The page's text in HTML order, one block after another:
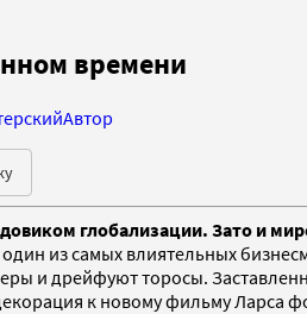
времени
Автор
глобализации. Зато и
из самых влиятельных
и дрейфуют торосы.
к новому фильму Ларса